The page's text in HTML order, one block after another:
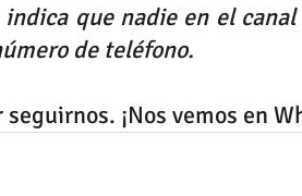
que nadie en el
de teléfono.
seguirnos. ¡Nos vemos en